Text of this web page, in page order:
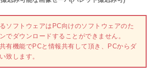
ソフトウェアはPC向けのソフトウェアのた
でダウンロードすることができません。
有機能でPCと情報共有して頂き、PCからダ
致します。